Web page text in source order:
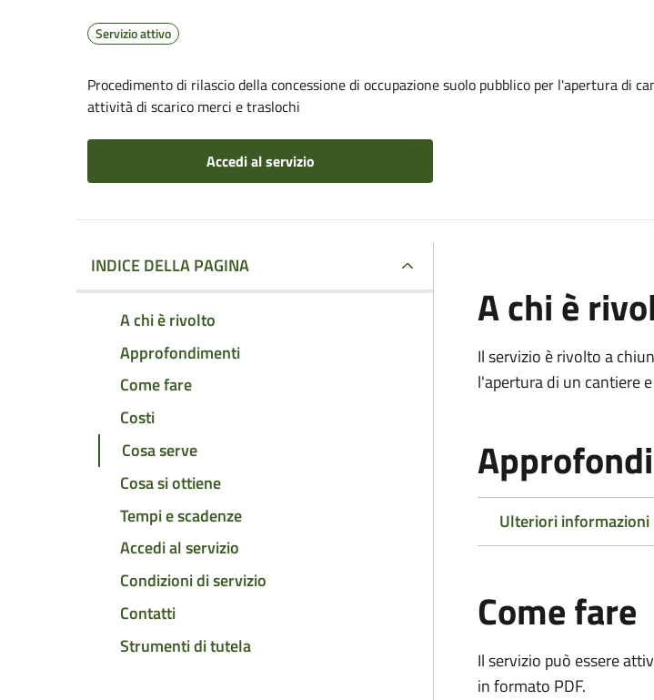
Servizio attivo
Procedimento di rilascio della concessione di occupazione suolo pubblico per l'apertura di
attività di scarico merci e traslochi
Accedi al servizio
INDICE DELLA PAGINA
A chi è rivolto
Approfondimenti
Come fare
Costi
Cosa serve
Cosa si ottiene
Tempi e scadenze
Accedi al servizio
Condizioni di servizio
Contatti
Strumenti di tutela
A chi è
Il servizio è rivolto a
l'apertura di un cantiere
Ulteriori informazioni
Come fare
Il servizio può essere
in formato PDF.